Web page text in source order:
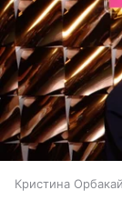
Кристина